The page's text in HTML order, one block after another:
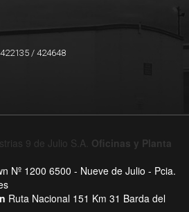
/ 424648
9 de Julio S.A. Oficinas y Planta
Nº 1200 6500 - Nueve de Julio - Pcia.
Ruta Nacional 151 Km 31 Barda del